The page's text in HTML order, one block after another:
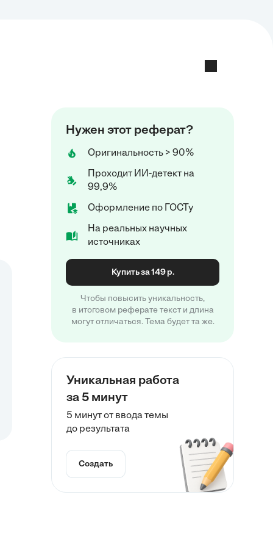
Нужен этот реферат?
Оригинальность > 90%
Проходит ИИ-детект на
99,9%
Оформление по ГОСТу
На реальных научных
источниках
Купить за 149 р.
Чтобы повысить уникальность,
в итоговом реферате текст и длина
могут отличаться. Тема будет та же.
Уникальная работа
за 5 минут
5 минут от ввода темы
до результата
Создать